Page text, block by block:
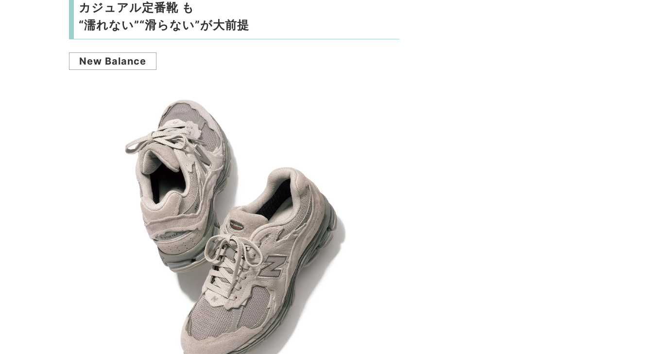
カジュアル定番靴 も
“濡れない”“滑らない”が大前提
New Balance